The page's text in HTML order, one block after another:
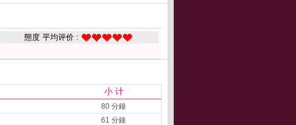
態度 平均评价 :
小 计
80 分鐘
61 分鐘